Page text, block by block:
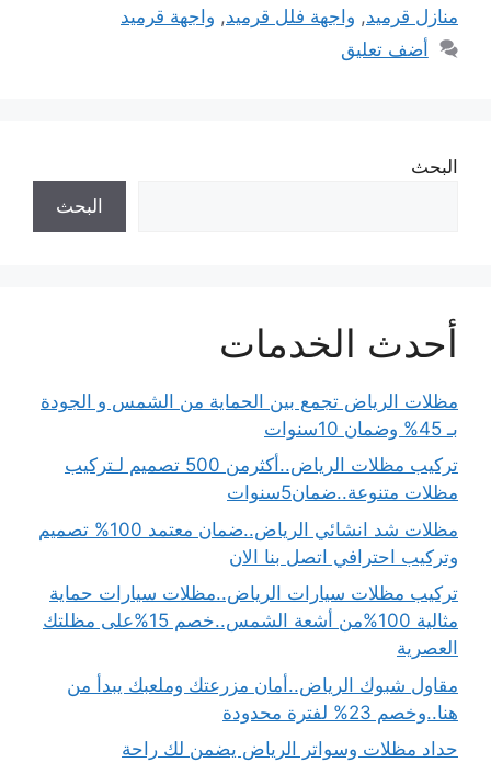
منازل قرميد, واجهة فلل قرميد, واجهة قرميد
أضف تعليق
البحث
البحث
أحدث الخدمات
مظلات الرياض تجمع بين الحماية من الشمس و الجودة
بـ 45% وضمان 10سنوات
تركيب مظلات الرياض..أكثرمن 500 تصميم لـتركيب
مظلات متنوعة..ضمان5سنوات
مظلات شد انشائي الرياض..ضمان معتمد 100% تصميم
وتركيب احترافي اتصل بنا الان
تركيب مظلات سيارات الرياض..مظلات سيارات حماية
مثالية 100%من أشعة الشمس..خصم 15%على مظلتك
العصرية
مقاول شبوك الرياض..أمان مزرعتك وملعبك يبدأ من
هنا..وخصم 23% لفترة محدودة
حداد مظلات وسواتر الرياض يضمن لك راحة